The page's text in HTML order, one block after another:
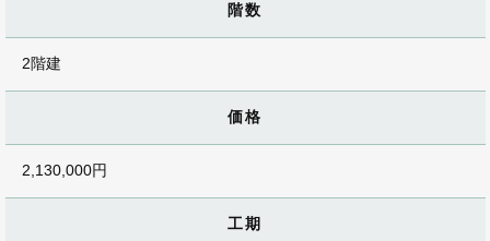
階数
2階建
価格
2,130,000円
工期